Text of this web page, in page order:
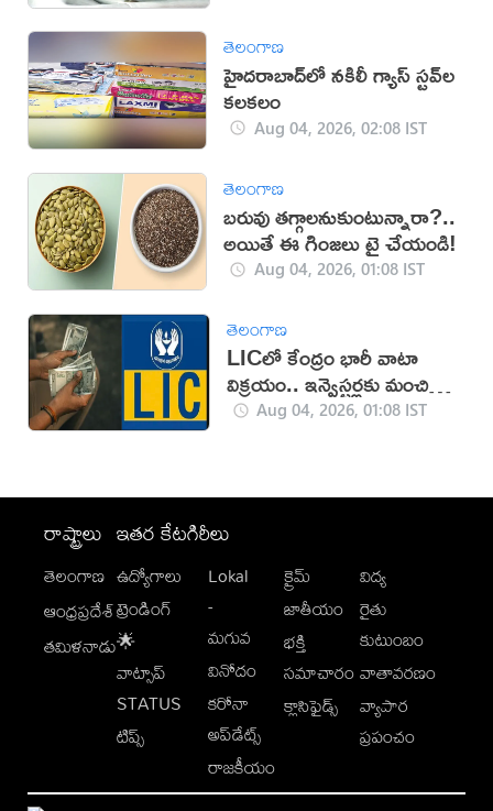
తెలంగాణ
హైదరాబాద్‌లో నకిలీ గ్యాస్ స్టవ్‌ల
కలకలం
Aug 04, 2026, 02:08 IST
తెలంగాణ
బరువు తగ్గాలనుకుంటున్నారా?..
అయితే ఈ గింజలు ట్రై చేయండి!
Aug 04, 2026, 01:08 IST
తెలంగాణ
LICలో కేంద్రం భారీ వాటా
విక్రయం.. ఇన్వెస్టర్లకు మంచి
ఛాన్స్Aug 04, 2026, 01:08 IST
రాష్ట్రాలు
తెలంగాణ
ఆంధ్రప్రదేశ్
తమిళనాడు
ఇతర కేటగిరీలు
ఉద్యోగాలు
ట్రెండింగ్
🌟
వాట్సాప్
STATUS
టిప్స్
Lokal
-
మగువ
వినోదం
కరోనా
అప్‌డేట్స్
రాజకీయం
క్రైమ్
జాతీయం
భక్తి
సమాచారం
క్లాసిఫైడ్స్
విద్య
రైతు
కుటుంబం
వాతావరణం
వ్యాపార
ప్రపంచం